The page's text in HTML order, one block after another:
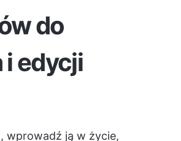
do
i edycji
wprowadź ją w życie,